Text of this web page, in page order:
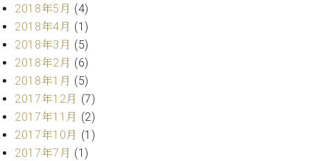
2018年5月 (4)
2018年4月 (1)
2018年3月 (5)
2018年2月 (6)
2018年1月 (5)
2017年12月 (7)
2017年11月 (2)
2017年10月 (1)
2017年7月 (1)